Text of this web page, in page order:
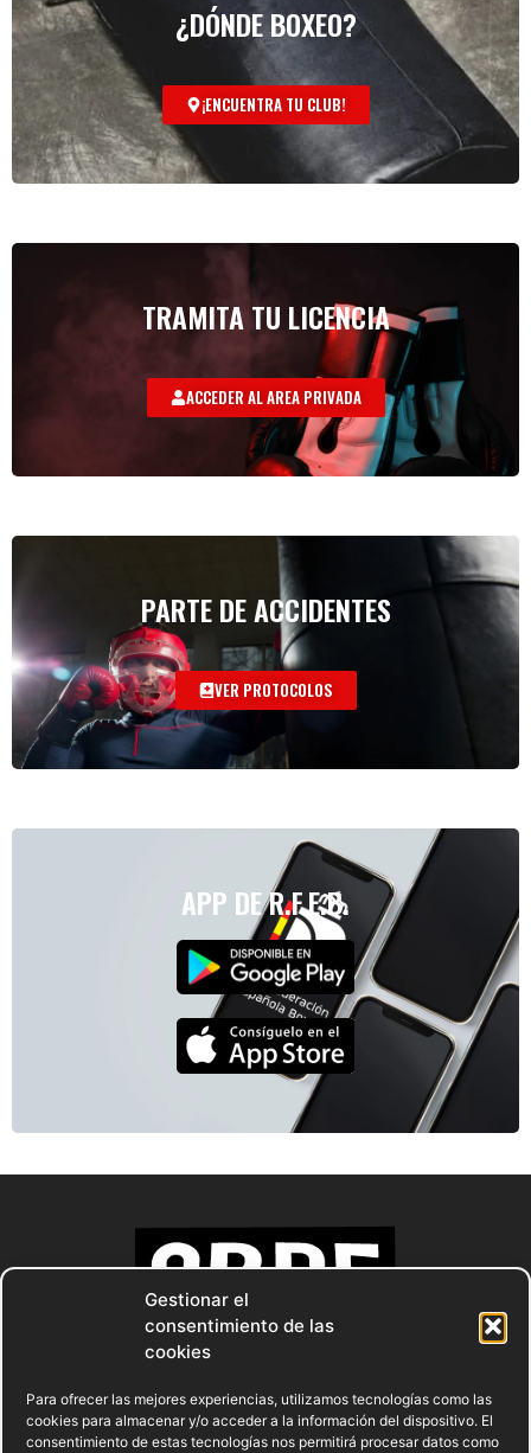
Gestionar el
consentimiento de las
cookies
Para ofrecer las mejores experiencias, utilizamos tecnologías como las
cookies para almacenar y/o acceder a la información del dispositivo. El
consentimiento de estas tecnologías nos permitirá procesar datos como
¿DÓNDE BOXEO?
¡ENCUENTRA TU CLUB!
TRAMITA TU LICENCIA
ACCEDER AL AREA PRIVADA
PARTE DE ACCIDENTES
VER PROTOCOLOS
APP DE R.F.E.B.